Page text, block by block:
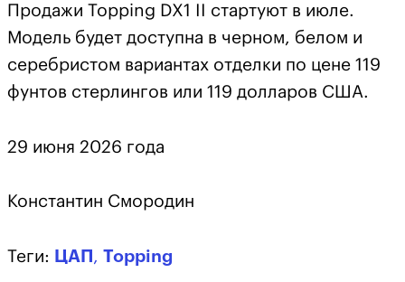
Продажи Topping DX1 II стартуют в июле.
Модель будет доступна в черном, белом и
серебристом вариантах отделки по цене 119
фунтов стерлингов или 119 долларов США.
29 июня 2026 года
Константин Смородин
Теги: ЦАП , Topping